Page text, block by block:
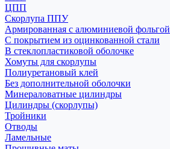
ЦПП
Скорлупа ППУ
Армированная с алюминиевой фольгой
С покрытием из оцинкованной стали
В стеклопластиковой оболочке
Хомуты для скорлупы
Полиуретановый клей
Без дополнительной оболочки
Минераловатные цилиндры
Цилиндры (скорлупы)
Тройники
Отводы
Ламельные